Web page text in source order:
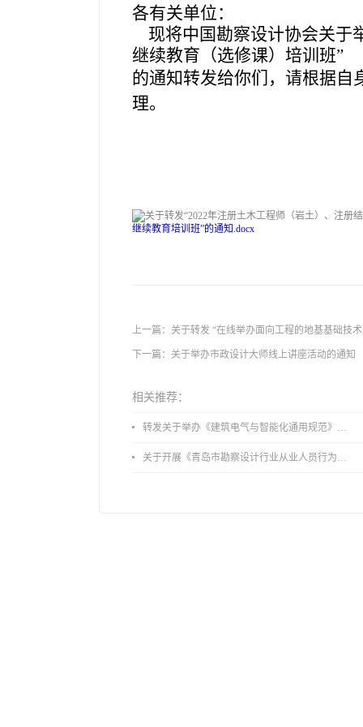
各有关单位：
现将中国勘察设计协会关于
继续教育（选修课）培训班”
的通知转发给你们，请根据自
理。
继续教育培训班”的通知.docx
上一篇： 关于转发 “在线举办面向工程的地基基础技
下一篇： 关于举办市政设计大师线上讲座活动的通知
相关推荐：
转发关于举办《建筑电气与智能化通用规范》 GB55024-2022公益宣贯的通知
关于开展《青岛市勘察设计行业从业人员行为导则》、《青岛市住宅工程设计审查品质提升指引（2026版）》宣贯活动的通知